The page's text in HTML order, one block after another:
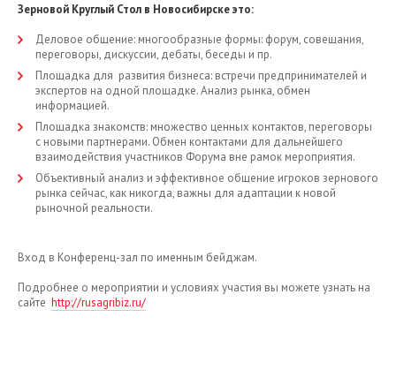
Зерновой Круглый Стол в Новосибирске это:
Деловое общение: многообразные формы: форум, совещания,
переговоры, дискуссии, дебаты, беседы и пр.
Площадка для развития бизнеса: встречи предпринимателей и
экспертов на одной площадке. Анализ рынка, обмен
информацией.
Площадка знакомств: множество ценных контактов, переговоры
с новыми партнерами. Обмен контактами для дальнейшего
взаимодействия участников Форума вне рамок мероприятия.
Объективный анализ и эффективное общение игроков зернового
рынка сейчас, как никогда, важны для адаптации к новой
рыночной реальности.
Вход в Конференц-зал по именным бейджам.
Подробнее о мероприятии и условиях участия вы можете узнать на
сайте http://rusagribiz.ru/